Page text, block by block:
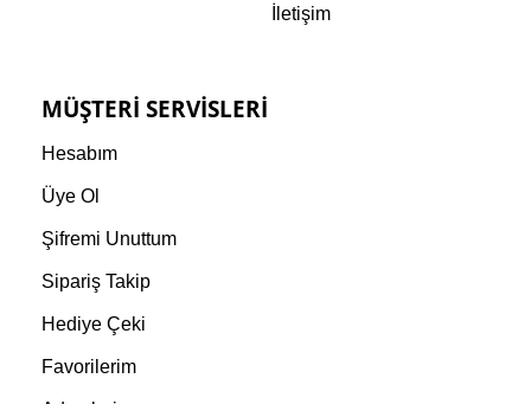
İletişim
MÜŞTERI SERVISLERI
Hesabım
Üye Ol
Şifremi Unuttum
Sipariş Takip
Hediye Çeki
Favorilerim